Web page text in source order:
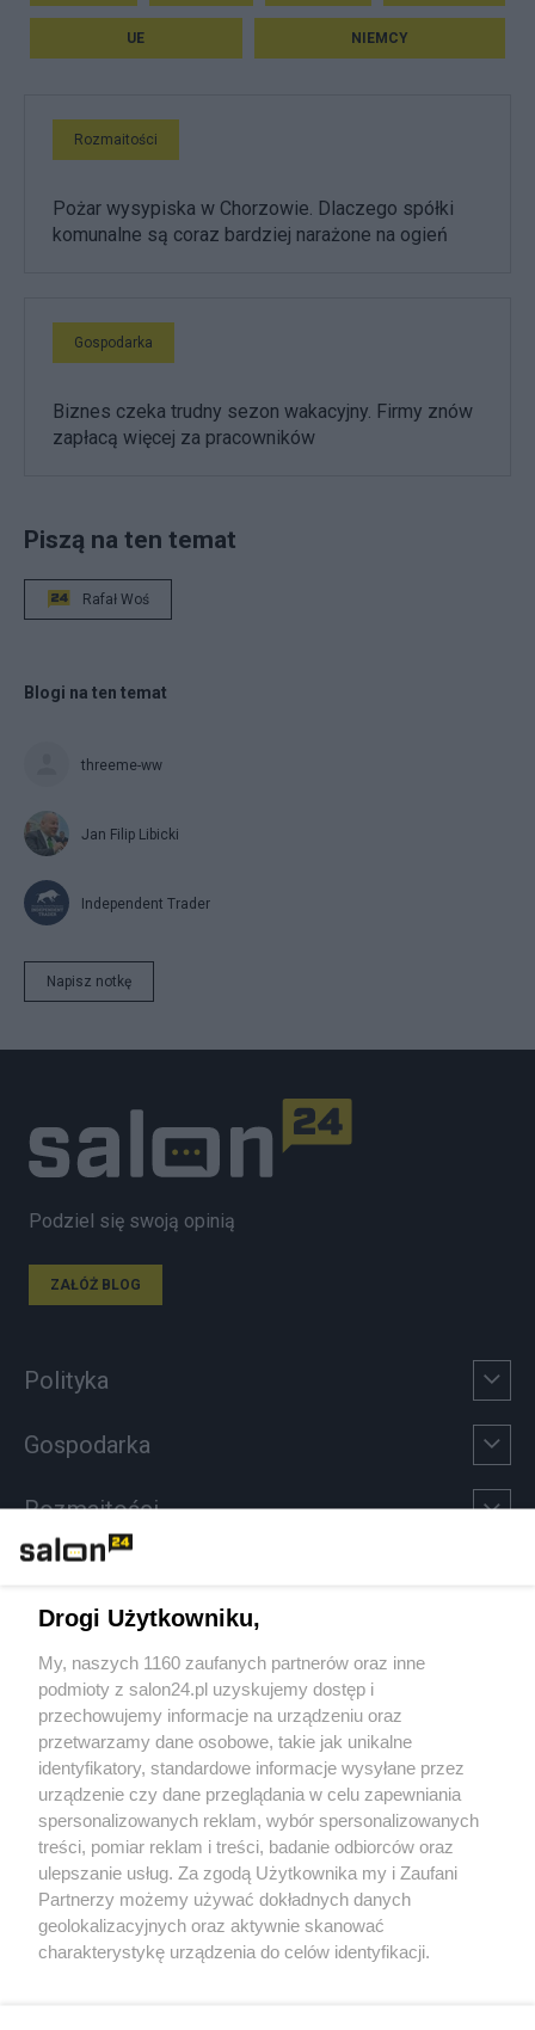
UE NIEMCY
Rozmaitości
Pożar wysypiska w Chorzowie. Dlaczego spółki
komunalne są coraz bardziej narażone na ogień
Gospodarka
Biznes czeka trudny sezon wakacyjny. Firmy znów
zapłacą więcej za pracowników
Piszą na ten temat
Rafał Woś
Blogi na ten temat
threeme-ww
Jan Filip Libicki
Independent Trader
Napisz notkę
Podziel się swoją opinią
ZAŁÓŻ BLOG
Polityka
Gospodarka
Rozmaitości
Sport
Społeczeństwo
Kultura
X Facebook Instagram Youtube
Drogi Użytkowniku,
My, naszych 1160 zaufanych partnerów oraz inne
podmioty z salon24.pl uzyskujemy dostęp i
przechowujemy informacje na urządzeniu oraz
przetwarzamy dane osobowe, takie jak unikalne
identyfikatory, standardowe informacje wysyłane przez
urządzenie czy dane przeglądania w celu zapewniania
spersonalizowanych reklam, wybór spersonalizowanych
treści, pomiar reklam i treści, badanie odbiorców oraz
ulepszanie usług. Za zgodą Użytkownika my i Zaufani
Partnerzy możemy używać dokładnych danych
geolokalizacyjnych oraz aktywnie skanować
charakterystykę urządzenia do celów identyfikacji.